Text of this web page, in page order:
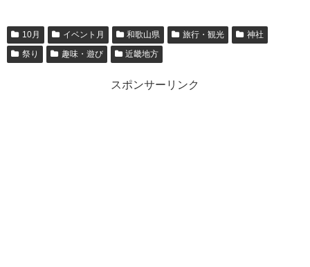
10月 イベント月 和歌山県 旅行・観光
神社
祭り
趣味・遊び 近畿地方
スポンサーリンク